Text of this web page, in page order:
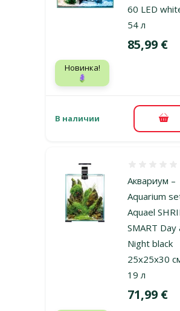
60 LED
54 л
Цена
85,99 €
Новинка!
🪻
В наличии В
Аквариум –
Aquarium
Aquael
SMART Day
Night black
25x25x30
19 л
Цена
71,99 €